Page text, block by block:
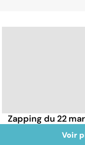
Zapping du 22
Voir